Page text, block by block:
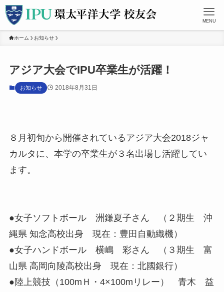
MENU
ホーム お知らせ
アジア大会でIPU卒業生が活躍！
お知らせ 2018年8月31日
８月初旬から開催されているアジア大会2018ジャ
カルタに、本学の卒業生が３名出場し活躍してい
ます。
●女子ソフトボール 洲鎌夏子さん （２期生 沖
縄県 知念高校出身 現在：豊田自動織機）
●女子ハンドボール 横嶋 彩さん （３期生 富
山県 高岡向陵高校出身 現在：北國銀行）
●陸上競技（100mＨ・4×100mリレー） 青木 益